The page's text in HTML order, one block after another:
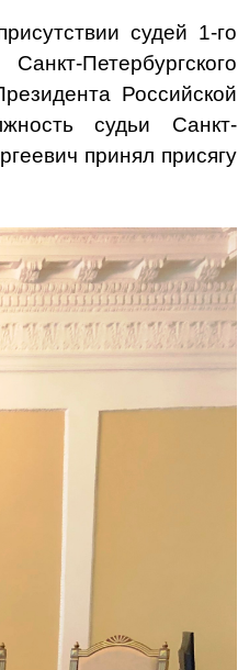
судей 1-го
Петербургского
Российской
судьи Санкт-
принял присягу